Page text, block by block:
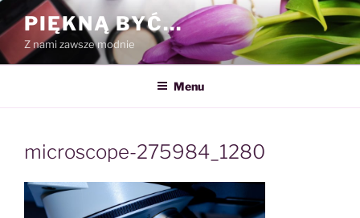
Przejdź
do
treści
PIĘKNĄ BYĆ…
Z nami zawsze modnie
Menu
microscope-275984_1280